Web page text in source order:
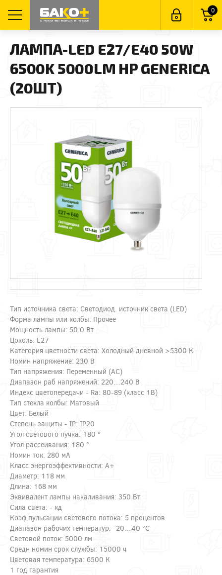
0
ЛАМПА-LED E27/E40 50W
6500K 5000LM HP GENERICA
(20ШТ)
Тип источника света: Светодиод. источник света (LED)
Форма лампы или колбы: Прочее
Мощность лампы: 50.0 Вт
Цоколь: E27
Категория цветности света: Холодный дневной >5300 К
Номин напряжение: 230 В
Тип напряжения: Переменный (AC)
Диапазон раб напряжений: 220…240 В
Индекс цветопередачи - Ra: 80-89 (класс 1B)
Тип стекла колбы: Матовый
Цвет: Белый
Степень защиты - IP: IP20
Угол светового пучка: 180 °
Угол рассеивания: 180 °
Номин ток: 280 мА
Класс энергоэффективности: A+
Диаметр: 118 мм
Длина: 168 мм
Эквивалент лампы накаливания: 350 Вт
Сила света: - кд
Коэф пульсации светового потока: 5 процентов
Диапазон рабочих температур: -20…40 °C
Световой поток: 5000 лм
Средн номин срок службы: 15000 ч
Цветовая температура: 6500 К
1 год гарантия